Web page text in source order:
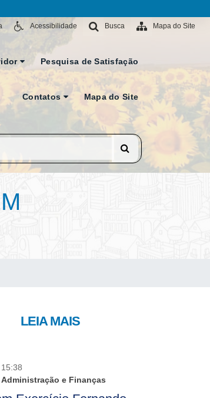
Mapa do Site
Busca
Acessibilidade
Pesquisa de Satisfação
Contatos Mapa do Site
LEIA MAIS
e Finanças